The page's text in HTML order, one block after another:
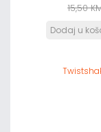
15,50